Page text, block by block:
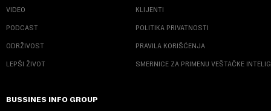
VIDEO
PODCAST
ODRŽIVOST
LEPŠI ŽIVOT
KLIJENTI
POLITIKA PRIVATNOSTI
PRAVILA KORIŠĆENJA
SMERNICE ZA PRIMENU VEŠTAČKE
BUSSINES INFO GROUP